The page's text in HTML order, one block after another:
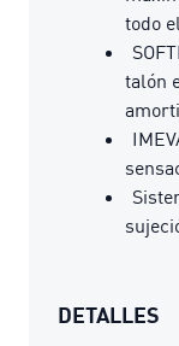
todo
talón
DETALLES